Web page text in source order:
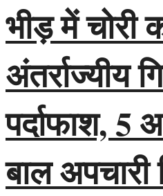
भीड़ में चोरी
अंतर्राज्यीय
पर्दाफाश, 5
बाल अपचारी